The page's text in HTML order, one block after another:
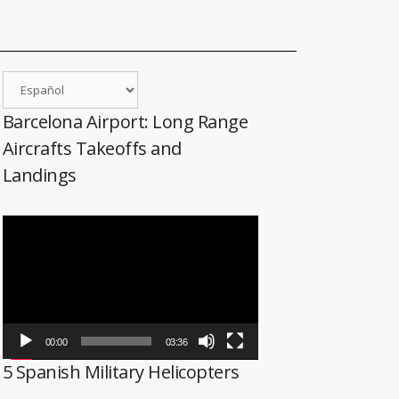
Barcelona Airport: Long Range
Aircrafts Takeoffs and
Landings
00:00 03:36
5 Spanish Military Helicopters